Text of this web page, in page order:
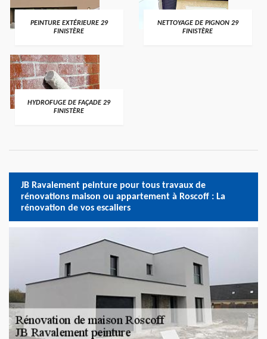
PEINTURE EXTÉRIEURE 29
FINISTÈRE
NETTOYAGE DE PIGNON 29
FINISTÈRE
HYDROFUGE DE FAÇADE 29
FINISTÈRE
JB Ravalement peinture pour tous travaux de
rénovations maison ou appartement à Roscoff : La
rénovation de vos escaliers